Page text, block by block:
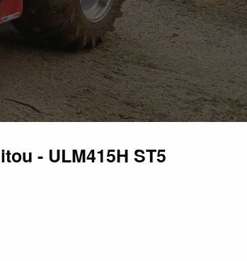
- ULM415H ST5